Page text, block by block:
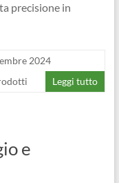
precisione in
2024
Leggi tutto
e